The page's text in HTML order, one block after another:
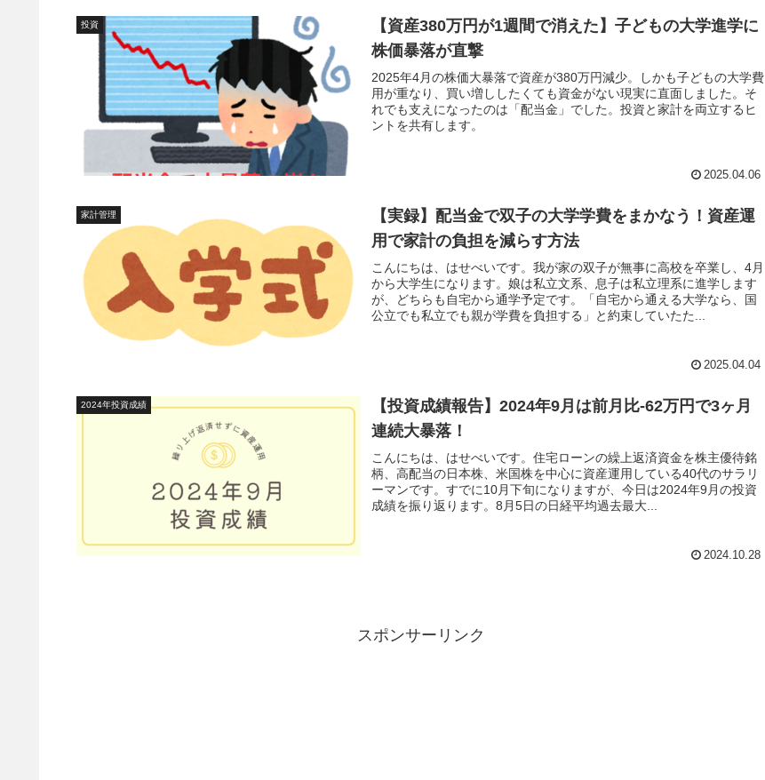
投資
【資産380万円が1週間で消えた】子どもの大学進学に
株価暴落が直撃
2025年4月の株価大暴落で資産が380万円減少。しかも子どもの大学費
用が重なり、買い増ししたくても資金がない現実に直面しました。そ
れでも支えになったのは「配当金」でした。投資と家計を両立するヒ
ントを共有します。
2025.04.06
家計管理
【実録】配当金で双子の大学学費をまかなう！資産運
用で家計の負担を減らす方法
こんにちは、はせべいです。我が家の双子が無事に高校を卒業し、4月
から大学生になります。娘は私立文系、息子は私立理系に進学します
が、どちらも自宅から通学予定です。「自宅から通える大学なら、国
公立でも私立でも親が学費を負担する」と約束していたた...
2025.04.04
2024年投資成績
【投資成績報告】2024年9月は前月比-62万円で3ヶ月
連続大暴落！
こんにちは、はせべいです。住宅ローンの繰上返済資金を株主優待銘
柄、高配当の日本株、米国株を中心に資産運用している40代のサラリ
ーマンです。すでに10月下旬になりますが、今日は2024年9月の投資
成績を振り返ります。8月5日の日経平均過去最大...
2024.10.28
スポンサーリンク